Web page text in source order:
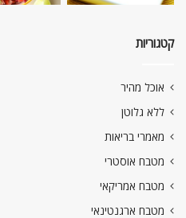
קטגוריות
אוכל מהיר
ללא גלוטן
מאמרי בריאות
מטבח אוסטרי
מטבח אמריקאי
מטבח ארגנטינאי